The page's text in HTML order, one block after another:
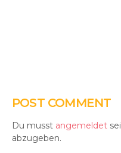
POST COMMENT
Du musst angemeldet
abzugeben.